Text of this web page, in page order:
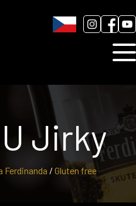
Blog
Ferdinanda / Gluten free
Jirky